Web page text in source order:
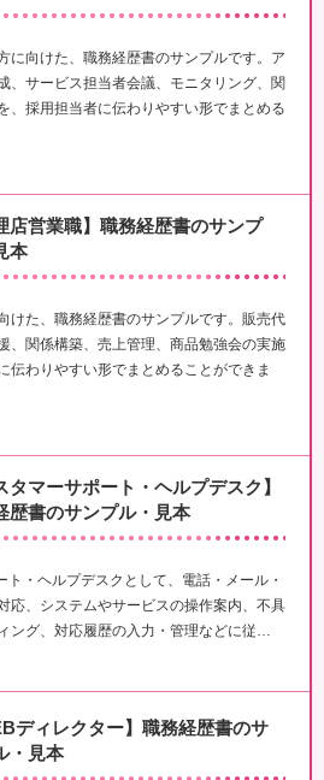
に向けた、職務経歴書のサンプルです。ア
、サービス担当者会議、モニタリング、関
、採用担当者に伝わりやすい形でまとめる
店営業職】職務経歴書のサンプ
本
けた、職務経歴書のサンプルです。販売代
、関係構築、売上管理、商品勉強会の実施
伝わりやすい形でまとめることができま
タマーサポート・ヘルプデスク】
歴書のサンプル・見本
・ヘルプデスクとして、電話・メール・
応、システムやサービスの操作案内、不具
ング、対応履歴の入力・管理などに従…
ディレクター】職務経歴書のサ
・見本